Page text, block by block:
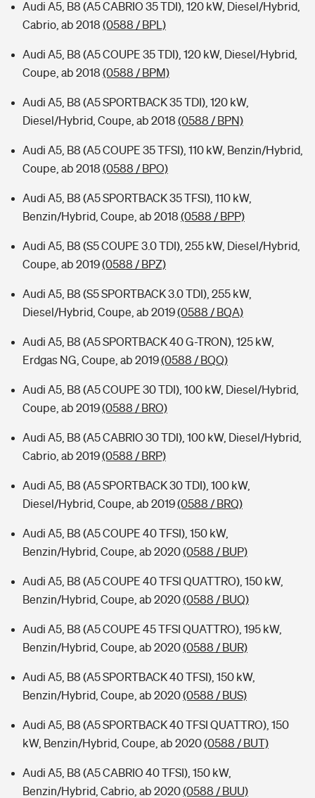
Audi A5, B8 (A5 CABRIO 35 TDI), 120 kW, Diesel/Hybrid,
Cabrio, ab 2018 (0588 / BPL)
Audi A5, B8 (A5 COUPE 35 TDI), 120 kW, Diesel/Hybrid,
Coupe, ab 2018 (0588 / BPM)
Audi A5, B8 (A5 SPORTBACK 35 TDI), 120 kW,
Diesel/Hybrid, Coupe, ab 2018 (0588 / BPN)
Audi A5, B8 (A5 COUPE 35 TFSI), 110 kW, Benzin/Hybrid,
Coupe, ab 2018 (0588 / BPO)
Audi A5, B8 (A5 SPORTBACK 35 TFSI), 110 kW,
Benzin/Hybrid, Coupe, ab 2018 (0588 / BPP)
Audi A5, B8 (S5 COUPE 3.0 TDI), 255 kW, Diesel/Hybrid,
Coupe, ab 2019(0588 / BPZ)
Audi A5, B8 (S5 SPORTBACK 3.0 TDI), 255 kW,
Diesel/Hybrid, Coupe, ab 2019(0588 / BQA)
Audi A5, B8 (A5 SPORTBACK 40 G-TRON), 125 kW,
Erdgas NG, Coupe, ab 2019(0588 / BQQ)
Audi A5, B8 (A5 COUPE 30 TDI), 100 kW, Diesel/Hybrid,
Coupe, ab 2019(0588 / BRO)
Audi A5, B8 (A5 CABRIO 30 TDI), 100 kW, Diesel/Hybrid,
Cabrio, ab 2019(0588 / BRP)
Audi A5, B8 (A5 SPORTBACK 30 TDI), 100 kW,
Diesel/Hybrid, Coupe, ab 2019(0588 / BRQ)
Audi A5, B8 (A5 COUPE 40 TFSI), 150 kW,
Benzin/Hybrid, Coupe, ab 2020(0588 / BUP)
Audi A5, B8 (A5 COUPE 40 TFSI QUATTRO), 150 kW,
Benzin/Hybrid, Coupe, ab 2020(0588 / BUQ)
Audi A5, B8 (A5 COUPE 45 TFSI QUATTRO), 195 kW,
Benzin/Hybrid, Coupe, ab 2020(0588 / BUR)
Audi A5, B8 (A5 SPORTBACK 40 TFSI), 150 kW,
Benzin/Hybrid, Coupe, ab 2020(0588 / BUS)
Audi A5, B8 (A5 SPORTBACK 40 TFSI QUATTRO), 150
kW, Benzin/Hybrid, Coupe, ab 2020(0588 / BUT)
Audi A5, B8 (A5 CABRIO 40 TFSI), 150 kW,
Benzin/Hybrid, Cabrio, ab 2020(0588 / BUU)